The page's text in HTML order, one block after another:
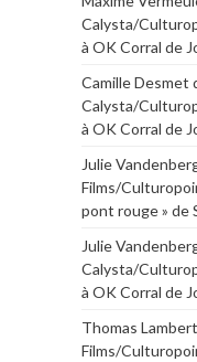
Calysta/
à OK Corral de
Camille Desmet
Calysta/
à OK Corral de
Julie
Films/
pont rouge » de
Julie
Calysta/
à OK Corral de
Thomas Lambert
Films/